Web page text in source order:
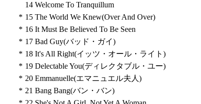
14 Welcome To Tranquillum
* 15 The World We Knew(Over And Over)
* 16 It Must Be Believed To Be Seen
* 17 Bad Guy(バッド・ガイ)
* 18 It's All Right(イッツ・オール・ライト)
* 19 Delectable You(ディレクタブル・ユー)
* 20 Emmanuelle(エマニュエル夫人)
* 21 Bang Bang(バン・バン)